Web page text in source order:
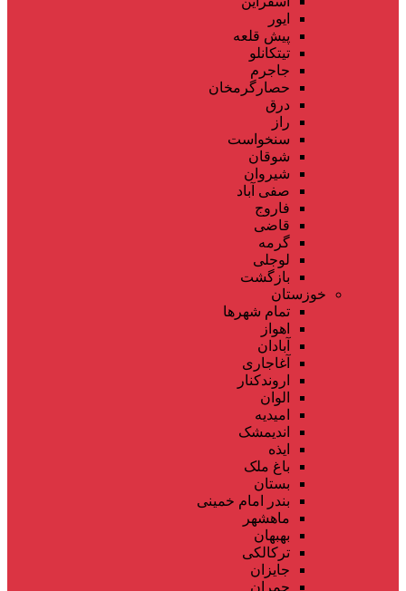
ایور
پیش قلعه
تیتکانلو
جاجرم
حصارگرمخان
درق
راز
سنخواست
شوقان
شیروان
صفی آباد
فاروج
قاضی
گرمه
لوجلی
بازگشت
خوزستان
تمام شهر‌ها
اهواز
آبادان
آغاجاری
اروندکنار
الوان
امیدیه
اندیمشک
ایذه
باغ ملک
بستان
بندر امام خمینی
ماهشهر
بهبهان
ترکالکی
جایزان
چمران